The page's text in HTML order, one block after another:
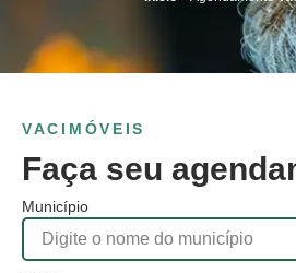
VACIMÓVEIS
Faça seu
Município